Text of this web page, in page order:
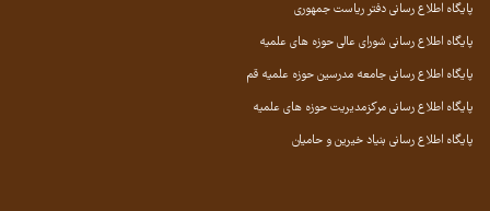
پایگاه اطلاع رسانی دفتر ریاست جمهوری
پایگاه اطلاع رسانی شورای عالی حوزه های علمیه
پایگاه اطلاع رسانی جامعه مدرسین حوزه علمیه قم
پایگاه اطلاع رسانی مرکزمدیریت حوزه های علمیه
پایگاه اطلاع رسانی بنیاد خیرین و حامیان